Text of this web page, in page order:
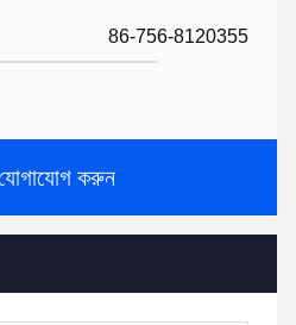
86-756-8120355
করুন